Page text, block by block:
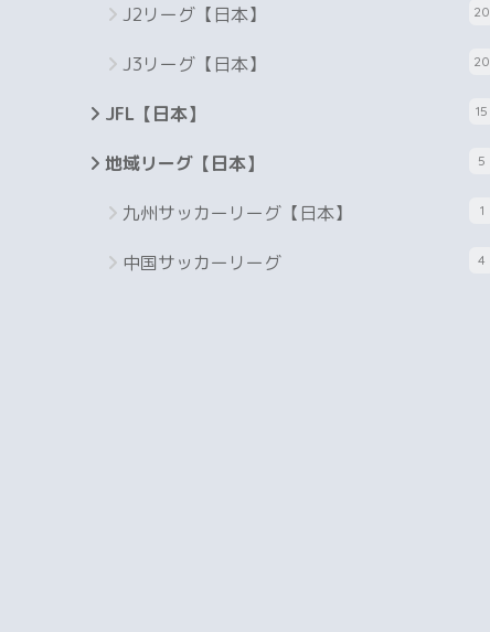
J2リーグ【日本】 20
J3リーグ【日本】 20
JFL【日本】 15
地域リーグ【日本】 5
九州サッカーリーグ【日本】 1
中国サッカーリーグ 4